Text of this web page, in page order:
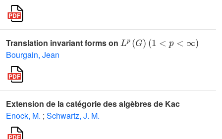
Translation invariant forms on
( ) 1
Bourgain, Jean
Extension de la catégorie des algèbres de Kac
Enock, M. ; Schwartz, J. M.